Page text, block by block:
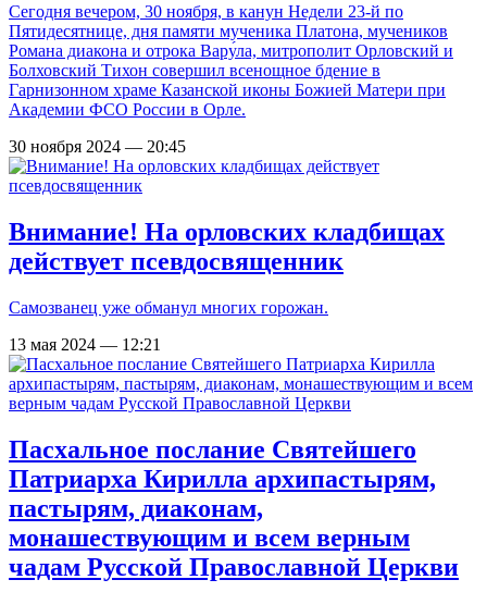
Сегодня вечером, 30 ноября, в канун Недели 23-й по
Пятидесятнице, дня памяти мученика Платона, мучеников
Романа диакона и отрока Вару́ла, митрополит Орловский и
Болховский Тихон совершил всенощное бдение в
Гарнизонном храме Казанской иконы Божией Матери при
Академии ФСО России в Орле.
30 ноября 2024 — 20:45
Внимание! На орловских кладбищах
действует псевдосвященник
Самозванец уже обманул многих горожан.
13 мая 2024 — 12:21
Пасхальное послание Святейшего
Патриарха Кирилла архипастырям,
пастырям, диаконам,
монашествующим и всем верным
чадам Русской Православной Церкви